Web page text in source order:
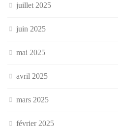
juillet 2025
juin 2025
mai 2025
avril 2025
mars 2025
février 2025